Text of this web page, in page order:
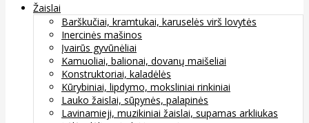
Žaislai
Barškučiai, kramtukai, karuselės virš lovytės
Inercinės mašinos
Įvairūs gyvūnėliai
Kamuoliai, balionai, dovanų maišeliai
Konstruktoriai, kaladėlės
Kūrybiniai, lipdymo, moksliniai rinkiniai
Lauko žaislai, sūpynės, palapinės
Lavinamieji, muzikiniai žaislai, supamas arkliukas